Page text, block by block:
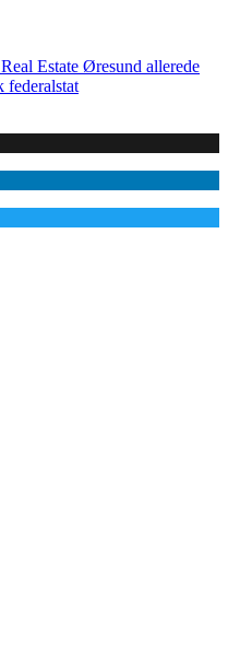
Estate Øresund allerede